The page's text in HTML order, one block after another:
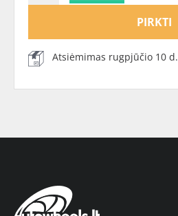
PIRKTI
Atsiėmimas rugpjūčio 10 d.